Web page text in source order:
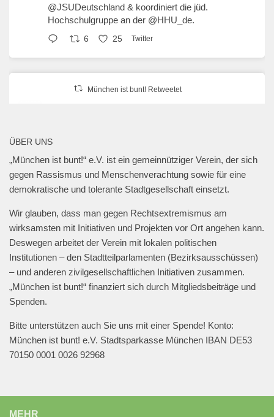
@JSUDeutschland & koordiniert die jüd.
Hochschulgruppe an der @HHU_de.
6 25 Twitter
München ist bunt! Retweetet
@muenchen_bunt
#muenchengegenantisemitismus#neveragainisnow
#bringthemhomenow
2 13 Twitter
Mehr laden
ÜBER UNS
„München ist bunt!“ e.V. ist ein gemeinnütziger Verein, der sich
gegen Rassismus und Menschenverachtung sowie für eine
demokratische und tolerante Stadtgesellschaft einsetzt.
Wir glauben, dass man gegen Rechtsextremismus am
wirksamsten mit Initiativen und Projekten vor Ort angehen kann.
Deswegen arbeitet der Verein mit lokalen politischen
Institutionen – den Stadtteilparlamenten (Bezirksausschüssen)
– und anderen zivilgesellschaftlichen Initiativen zusammen.
„München ist bunt!“ finanziert sich durch Mitgliedsbeiträge und
Spenden.
Bitte unterstützen auch Sie uns mit einer Spende! Konto:
München ist bunt! e.V. Stadtsparkasse München IBAN DE53
70150 0001 0026 92968
MEHR